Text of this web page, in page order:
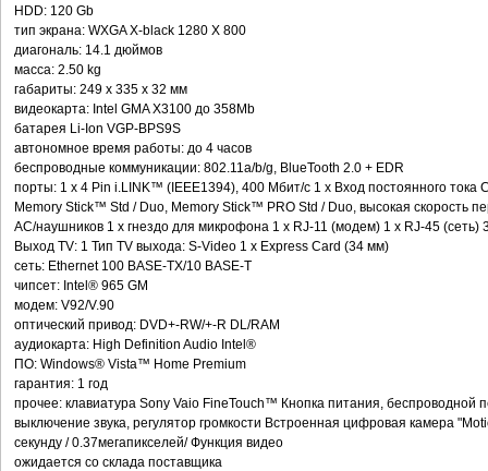
HDD: 120 Gb
тип экрана: WXGA X-black 1280 X 800
диагональ: 14.1 дюймов
масса: 2.50 kg
габариты: 249 x 335 x 32 мм
видеокарта: Intel GMA X3100 до 358Mb
батарея Li-Ion VGP-BPS9S
автономное время работы: до 4 часов
беспроводные коммуникации: 802.11a/b/g, BlueTooth 2.0 + EDR
порты: 1 x 4 Pin i.LINK™ (IEEE1394), 400 Мбит/с 1 x Вход постоянного
Memory Stick™ Std / Duo, Memory Stick™ PRO Std / Duo, высокая скорость
АС/наушников 1 x гнездо для микрофона 1 x RJ-11 (модем) 1 x RJ-45 (сеть)
Выход TV: 1 Тип TV выхода: S-Video 1 x Express Card (34 мм)
сеть: Ethernet 100 BASE-TX/10 BASE-T
чипсет: Intel® 965 GM
модем: V92/V.90
оптический привод: DVD+-RW/+-R DL/RAM
аудиокарта: High Definition Audio Intel®
ПО: Windows® Vista™ Home Premium
гарантия: 1 год
прочее: клавиатура Sony Vaio FineTouch™ Кнопка питания, беспроводной
выключение звука, регулятор громкости Встроенная цифровая камера
секунду / 0.37мегапикселей/ Функция видео
ожидается со склада поставщика